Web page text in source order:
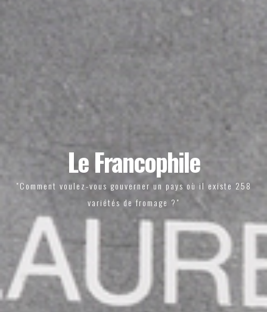
Le Francophile
"Comment voulez-vous gouverner un pays où il existe 258
variétés de fromage ?"